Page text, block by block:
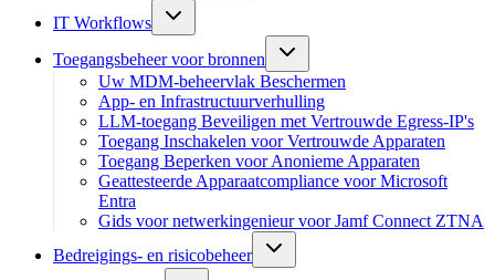
IT Workflows
Toegangsbeheer voor bronnen
Uw MDM-beheervlak Beschermen
App- en Infrastructuurverhulling
LLM-toegang Beveiligen met Vertrouwde Egress-IP's
Toegang Inschakelen voor Vertrouwde Apparaten
Toegang Beperken voor Anonieme Apparaten
Geattesteerde Apparaatcompliance voor Microsoft
Entra
Gids voor netwerkingenieur voor Jamf Connect ZTNA
Bedreigings- en risicobeheer